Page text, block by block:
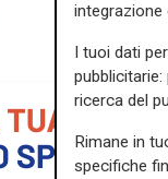
integrazione
I tuoi dati
ricerca del
Rimane in
specifiche